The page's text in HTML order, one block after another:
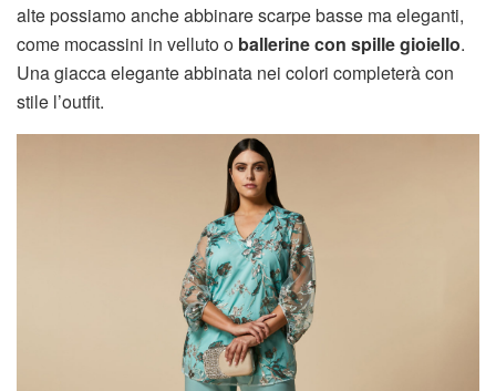
alte possiamo anche abbinare scarpe basse ma eleganti,
come mocassini in velluto o ballerine con spille gioiello.
Una giacca elegante abbinata nei colori completerà con
stile l’outfit.